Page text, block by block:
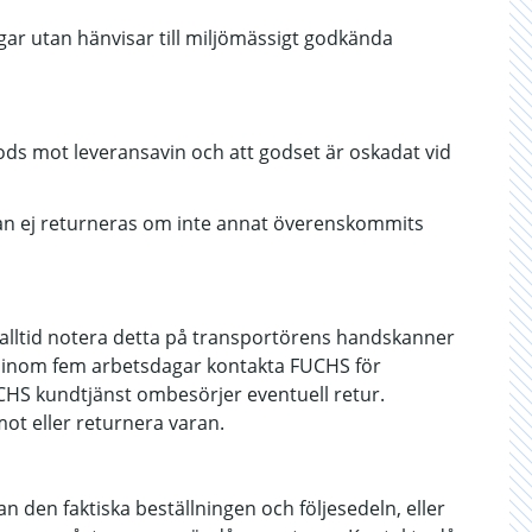
utan hänvisar till miljömässigt godkända
mot leveransavin och att godset är oskadat vid
ej returneras om inte annat överenskommits
notera detta på transportörens handskanner
fem arbetsdagar kontakta FUCHS för
kundtjänst ombesörjer eventuell retur.
eller returnera varan.
den faktiska beställningen och följesedeln, eller